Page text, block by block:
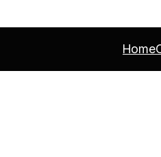
Home